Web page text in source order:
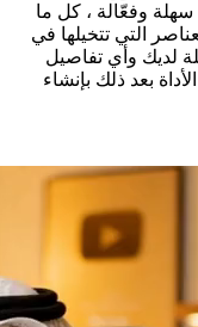
سهلة وفعّالة ، كل ما
التي تتخيلها في
لديك وأي تفاصيل
بعد ذلك بإنشاء